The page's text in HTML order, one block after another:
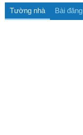
Tường nhà Bài đăng